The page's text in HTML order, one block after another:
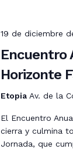
19 de diciembre
Encuentro
Horizonte
Etopia Av. de la
El Encuentro
cierra y culmina
Jornada, que